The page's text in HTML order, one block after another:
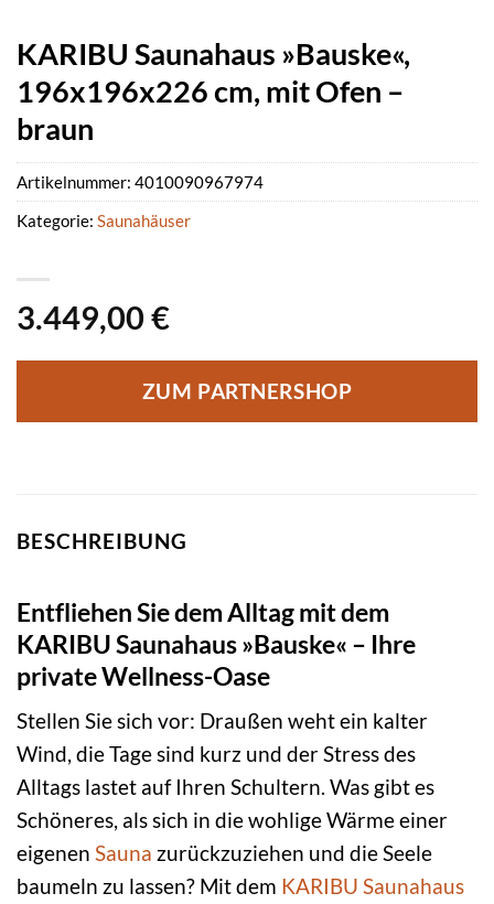
KARIBU Saunahaus »Bauske«,
196x196x226 cm, mit Ofen –
braun
3.449,00 €
ZUM PARTNERSHOP
Artikelnummer: 4010090967974
Kategorie: Saunahäuser
BESCHREIBUNG
Entfliehen Sie dem Alltag mit dem
KARIBU Saunahaus »Bauske« – Ihre
private Wellness-Oase
Stellen Sie sich vor: Draußen weht ein kalter
Wind, die Tage sind kurz und der Stress des
Alltags lastet auf Ihren Schultern. Was gibt es
Schöneres, als sich in die wohlige Wärme einer
eigenen Sauna zurückzuziehen und die Seele
baumeln zu lassen? Mit dem KARIBU Saunahaus